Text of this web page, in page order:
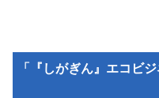
「『しがぎん』エコビ